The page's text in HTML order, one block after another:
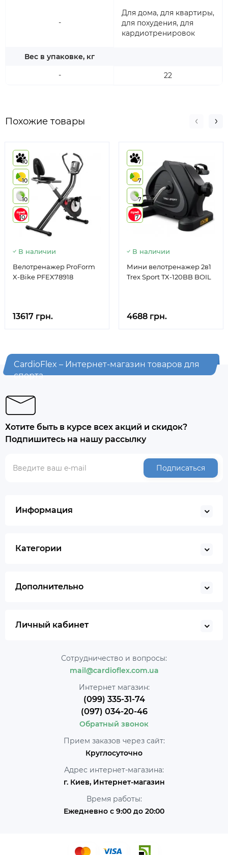
-
Вес в упаковке, кг
-
Для дома, для квартиры,
для похудения, для
кардиотренировок
22
Похожие товары
10
10
10
10
В наличии
Велотренажер ProForm
X-Bike PFEX78918
13617 грн.
7
7
7
7
В наличии
Мини велотренажер 2в1
Trex Sport TX-120BB BOIL
4688 грн.
CardioFlex – Интернет-магазин товаров для
спорта
Хотите быть в курсе всех акций и скидок?
Подпишитесь на нашу рассылку
Подписаться
Информация
Категории
Дополнительно
Личный кабинет
Сотрудничество и вопросы:
mail@cardioflex.com.ua
Интернет магазин:
(099) 335-31-74
(097) 034-20-46
Обратный звонок
Прием заказов через сайт:
Круглосуточно
Адрес интернет-магазина:
г. Киев, Интернет-магазин
Время работы:
Ежедневно с 9:00 до 20:00